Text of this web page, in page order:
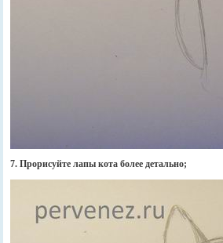
7. Прорисуйте лапы кота более детально;